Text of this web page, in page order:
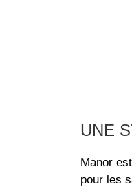
UNE
Manor
pour les